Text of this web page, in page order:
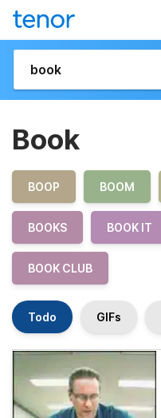
Book
BOOP BOOM
BOOKS BOOK IT
BOOK CLUB
Todo GIFs